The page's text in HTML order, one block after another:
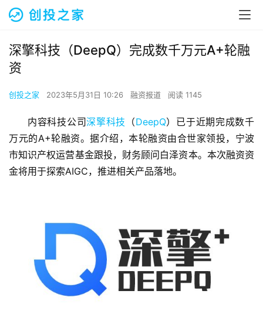
深擎科技（DeepQ）完成数千万元A+轮融
资
创投之家 2023年5月31日 10:26 融资报道 阅读 1145
内容科技公司深擎科技 （DeepQ）已于近期完成数千
万元的A+轮融资。据介绍，本轮融资由合世家领投，宁波
市知识产权运营基金跟投，财务顾问白泽资本。本次融资资
金将用于探索AIGC，推进相关产品落地。